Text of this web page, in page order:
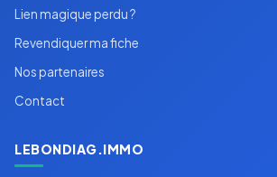
Lien magique perdu ?
Revendiquer ma fiche
Nos partenaires
Contact
LEBONDIAG.IMMO